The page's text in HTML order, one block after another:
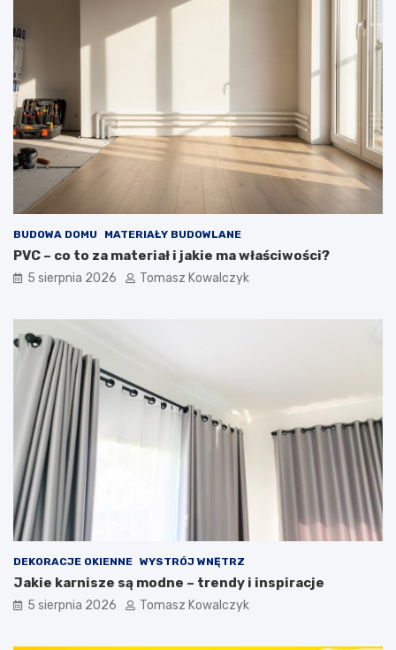
BUDOWA DOMU MATERIAŁY BUDOWLANE
PVC – co to za materiał i jakie ma właściwości?
5 sierpnia 2026 Tomasz Kowalczyk
DEKORACJE OKIENNE WYSTRÓJ WNĘTRZ
Jakie karnisze są modne – trendy i inspiracje
5 sierpnia 2026 Tomasz Kowalczyk